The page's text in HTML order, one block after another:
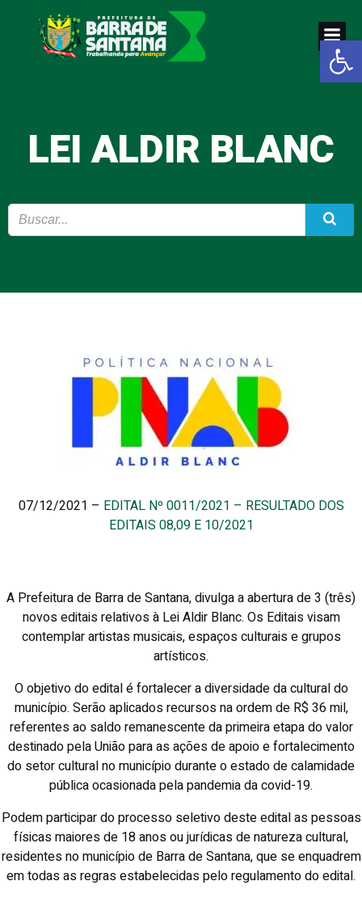
Abrir
Pular
para
o
conteúdo
LEI ALDIR BLANC
07/12/2021 – EDITAL Nº 0011/2021 – RESULTADO DOS
EDITAIS 08,09 E 10/2021
A Prefeitura de Barra de Santana, divulga a abertura de 3 (três)
novos editais relativos à Lei Aldir Blanc. Os Editais visam
contemplar artistas musicais, espaços culturais e grupos
artísticos.
O objetivo do edital é fortalecer a diversidade da cultural do
município. Serão aplicados recursos na ordem de R$ 36 mil,
referentes ao saldo remanescente da primeira etapa do valor
destinado pela União para as ações de apoio e fortalecimento
do setor cultural no município durante o estado de calamidade
pública ocasionada pela pandemia da covid-19.
Podem participar do processo seletivo deste edital as pessoas
físicas maiores de 18 anos ou jurídicas de natureza cultural,
residentes no município de Barra de Santana, que se enquadrem
em todas as regras estabelecidas pelo regulamento do edital.